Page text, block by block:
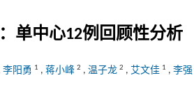
单中心12例回顾性分析
李阳勇 1 , 蒋小峰 2 , 温子龙 2 , 艾文佳 1 , 李强